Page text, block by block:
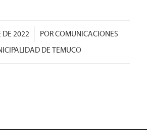
DE 2022
/ PORCOMUNICACIONES
DE TEMUCO